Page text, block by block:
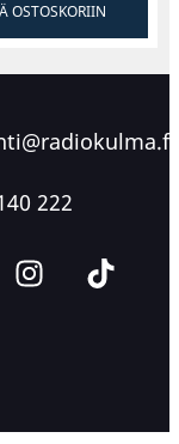
OSTOSKORIIN
222